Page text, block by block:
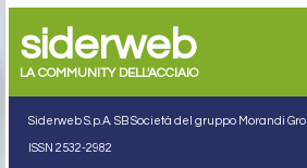
siderweb
LA COMMUNITY DELL'ACCIAIO
Siderweb S.p.A. SB Società del gruppo Morandi
ISSN 2532-2982